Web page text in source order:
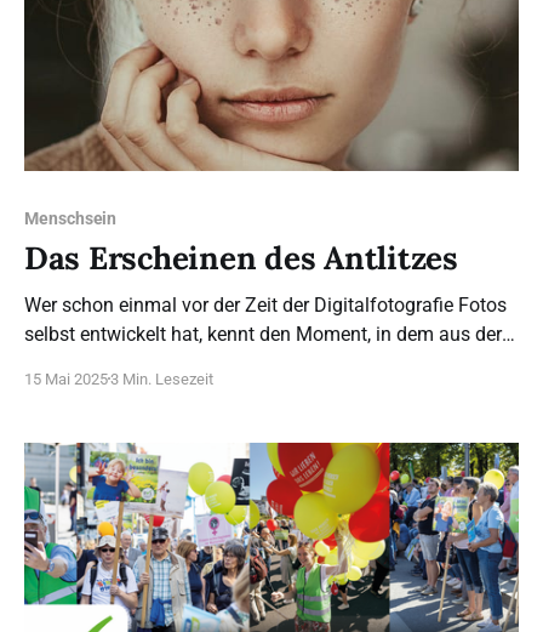
Menschsein
Das Erscheinen des Antlitzes
Wer schon einmal vor der Zeit der Digitalfotografie Fotos
selbst entwickelt hat, kennt den Moment, in dem aus der
Gesicht, hervortritt und sichtbar wird. Der Ausdruck
Emmanuel Levinas (1906–1995). Was damit gemeint ist,
wird in der
15 Mai 20253 Min. Lesezeit